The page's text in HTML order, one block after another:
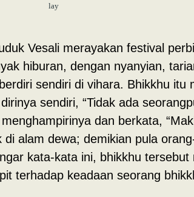
lay
Vesali merayakan festival
hiburan, dengan nyanyian,
sendiri di vihara. Bhikkhu itu
sendiri, “Tidak ada
dan berkata,
alam dewa; demikian pula
kata-kata ini, bhikkhu
terhadap keadaan seorang